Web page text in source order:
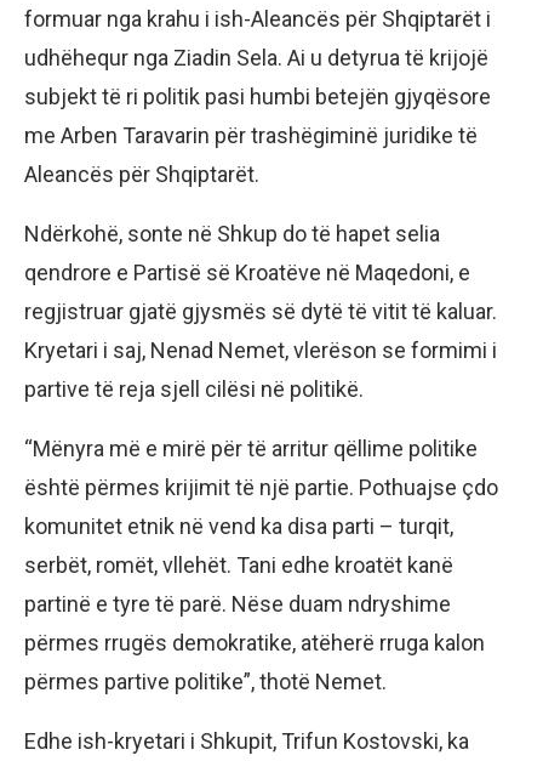
formuar nga krahu i ish-Aleancës për Shqiptarët i
udhëhequr nga Ziadin Sela. Ai u detyrua të krijojë
subjekt të ri politik pasi humbi betejën gjyqësore
me Arben Taravarin për trashëgiminë juridike të
Aleancës për Shqiptarët.
Ndërkohë, sonte në Shkup do të hapet selia
qendrore e Partisë së Kroatëve në Maqedoni, e
regjistruar gjatë gjysmës së dytë të vitit të kaluar.
Kryetari i saj, Nenad Nemet, vlerëson se formimi i
partive të reja sjell cilësi në politikë.
“Mënyra më e mirë për të arritur qëllime politike
është përmes krijimit të një partie. Pothuajse çdo
komunitet etnik në vend ka disa parti – turqit,
serbët, romët, vllehët. Tani edhe kroatët kanë
partinë e tyre të parë. Nëse duam ndryshime
përmes rrugës demokratike, atëherë rruga kalon
përmes partive politike”, thotë Nemet.
Edhe ish-kryetari i Shkupit, Trifun Kostovski, ka